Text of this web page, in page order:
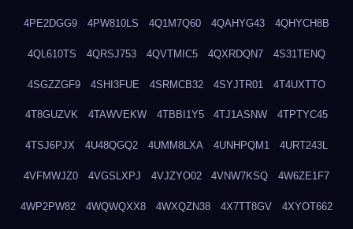
4PE2DGG9 4PW810LS 4Q1M7Q60 4QAHYG43 4QHYCH8B
4QL610TS 4QRSJ753 4QVTMIC5 4QXRDQN7 4S31TENQ
4SGZZGF9 4SHI3FUE 4SRMCB32 4SYJTR01 4T4UXTTO
4T8GUZVK 4TAWVEKW 4TBBI1Y5 4TJ1ASNW 4TPTYC45
4TSJ6PJX 4U48QGQ2 4UMM8LXA 4UNHPQM1 4URT243L
4VFMWJZ0 4VGSLXPJ 4VJZYO02 4VNW7KSQ 4W6ZE1F7
4WP2PW82 4WQWQXX8 4WXQZN38 4X7TT8GV 4XYOT662